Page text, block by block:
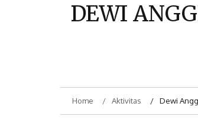
DEWI
Home Aktivitas Dewi